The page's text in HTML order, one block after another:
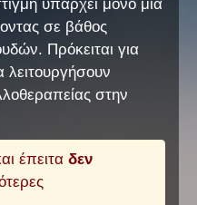
υπάρχει μόνο μία
σε βάθος
Πρόκειται για
στην
έπειταδεν